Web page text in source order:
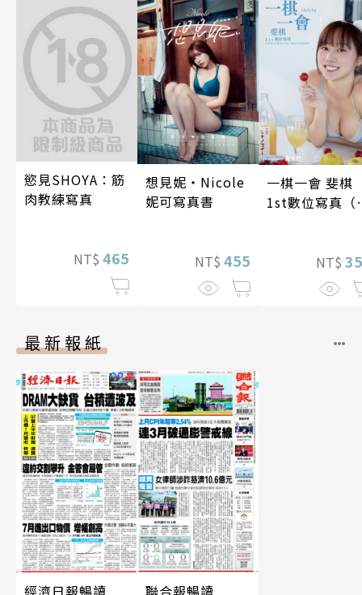
慾見SHOYA：筋
肉教練寫真
NT$ 465
想見妮‧Nicole
妮可寫真書
NT$ 455
一棋一會 斐棋
1st數位寫真（
NT$
最新報紙
經濟日報暢讀 聯合報暢讀